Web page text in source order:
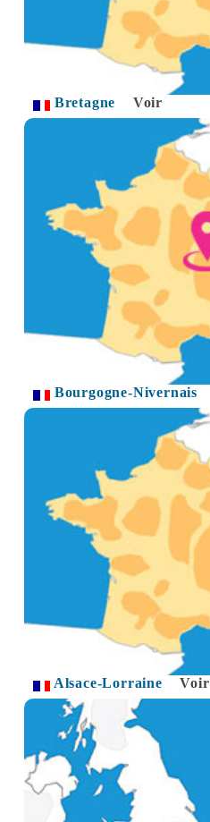
Bretagne Voir
Bourgogne-Nivernais
Alsace-Lorraine Voir